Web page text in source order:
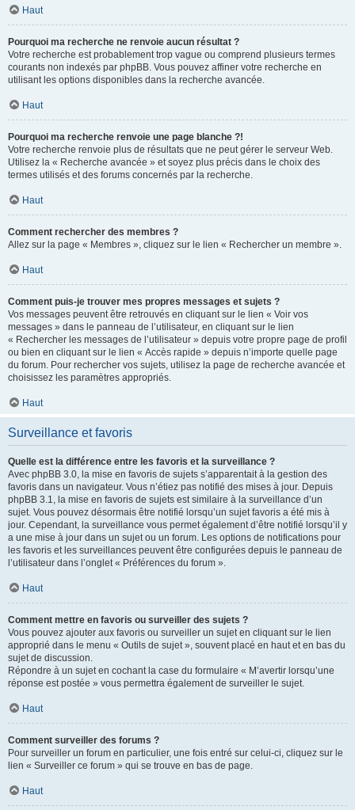
Haut
Pourquoi ma recherche ne renvoie aucun résultat ?
Votre recherche est probablement trop vague ou comprend plusieurs termes
courants non indexés par phpBB. Vous pouvez affiner votre recherche en
utilisant les options disponibles dans la recherche avancée.
Haut
Pourquoi ma recherche renvoie une page blanche ?!
Votre recherche renvoie plus de résultats que ne peut gérer le serveur Web.
Utilisez la « Recherche avancée » et soyez plus précis dans le choix des
termes utilisés et des forums concernés par la recherche.
Haut
Comment rechercher des membres ?
Allez sur la page « Membres », cliquez sur le lien « Rechercher un membre ».
Haut
Comment puis-je trouver mes propres messages et sujets ?
Vos messages peuvent être retrouvés en cliquant sur le lien « Voir vos
messages » dans le panneau de l’utilisateur, en cliquant sur le lien
« Rechercher les messages de l’utilisateur » depuis votre propre page de profil
ou bien en cliquant sur le lien « Accès rapide » depuis n’importe quelle page
du forum. Pour rechercher vos sujets, utilisez la page de recherche avancée et
choisissez les paramètres appropriés.
Haut
Surveillance et favoris
Quelle est la différence entre les favoris et la surveillance ?
Avec phpBB 3.0, la mise en favoris de sujets s’apparentait à la gestion des
favoris dans un navigateur. Vous n’étiez pas notifié des mises à jour. Depuis
phpBB 3.1, la mise en favoris de sujets est similaire à la surveillance d’un
sujet. Vous pouvez désormais être notifié lorsqu’un sujet favoris a été mis à
jour. Cependant, la surveillance vous permet également d’être notifié lorsqu’il y
a une mise à jour dans un sujet ou un forum. Les options de notifications pour
les favoris et les surveillances peuvent être configurées depuis le panneau de
l’utilisateur dans l’onglet « Préférences du forum ».
Haut
Comment mettre en favoris ou surveiller des sujets ?
Vous pouvez ajouter aux favoris ou surveiller un sujet en cliquant sur le lien
approprié dans le menu « Outils de sujet », souvent placé en haut et en bas du
sujet de discussion.
Répondre à un sujet en cochant la case du formulaire « M’avertir lorsqu’une
réponse est postée » vous permettra également de surveiller le sujet.
Haut
Comment surveiller des forums ?
Pour surveiller un forum en particulier, une fois entré sur celui-ci, cliquez sur le
lien « Surveiller ce forum » qui se trouve en bas de page.
Haut